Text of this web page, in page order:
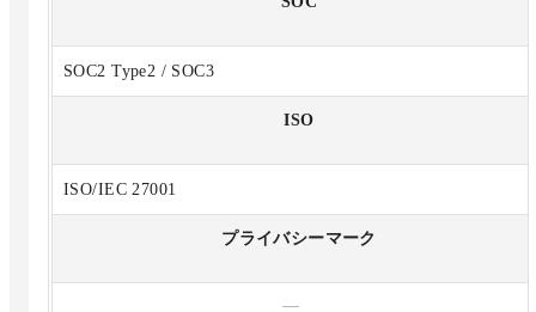
SOC2 Type2 / SOC3
ISO
ISO/IEC 27001
プライバシーマーク
—